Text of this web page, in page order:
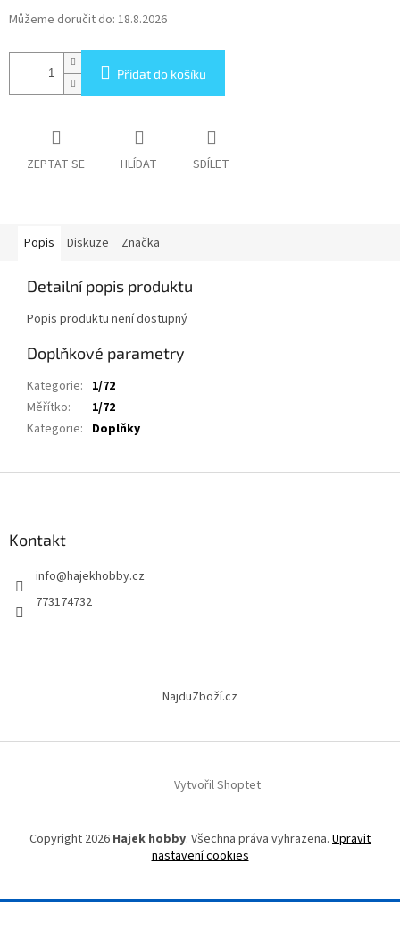
Můžeme doručit do: 18.8.2026
Přidat do košíku
ZEPTAT SE HLÍDAT SDÍLET
Popis Diskuze Značka
Detailní popis produktu
Popis produktu není dostupný
Doplňkové parametry
Kategorie: 1/72
Měřítko:
1/72
Kategorie: Doplňky
Kontakt
info@hajekhobby.cz
773174732
NajduZboží.cz
Vytvořil Shoptet
Copyright 2026 Hajek hobby. Všechna práva vyhrazena. Upravit
nastavení cookies